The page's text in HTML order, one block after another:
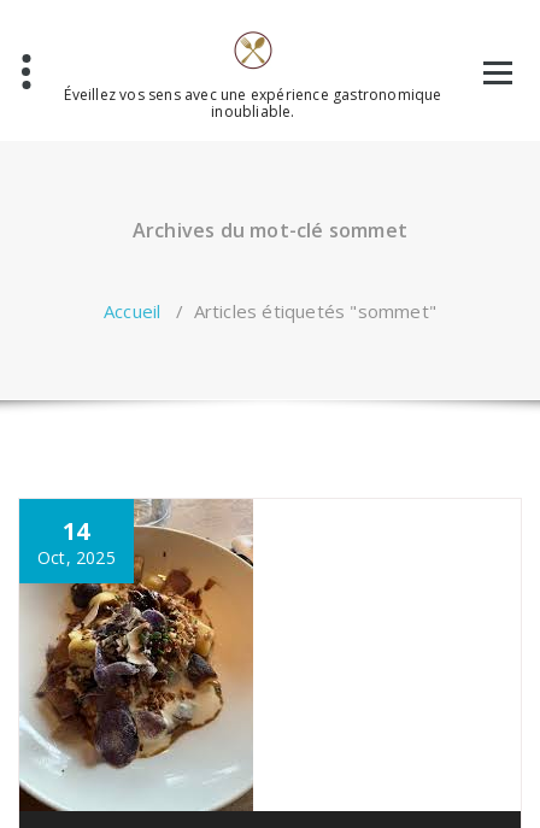
contenu
Éveillez vos sens avec une expérience gastronomique
inoubliable.
Archives du mot-clé sommet
Accueil / Articles étiquetés "sommet"
14
Oct, 2025